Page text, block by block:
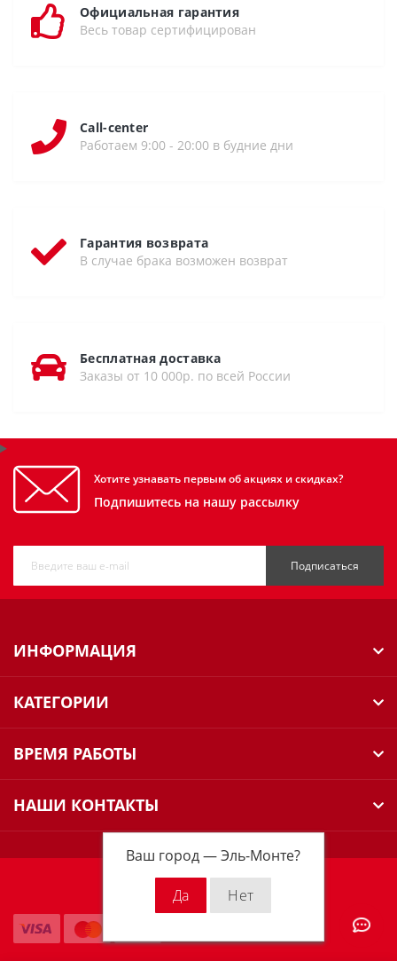
Ваш город —Эль-Монте?
Официальная гарантия
Весь товар сертифицирован
Call-center
Работаем 9:00 - 20:00 в будние дни
Гарантия возврата
В случае брака возможен возврат
Бесплатная доставка
Заказы от 10 000р. по всей России
Хотите узнавать первым об акциях и скидках?
Подпишитесь на нашу рассылку
Подписаться
ИНФОРМАЦИЯ
КАТЕГОРИИ
ВРЕМЯ РАБОТЫ
НАШИ КОНТАКТЫ
Milwaukee Russia © 2026